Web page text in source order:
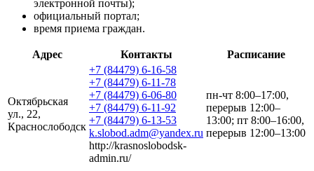
электронной почты);
официальный портал;
время приема граждан.
Адрес Контакты Расписание
Октябрьская
ул., 22,
Краснослободск
+7 (84479) 6-16-58
+7 (84479) 6-11-78
+7 (84479) 6-06-80
+7 (84479) 6-11-92
+7 (84479) 6-13-53
k.slobod.adm@yandex.ru
http://krasnoslobodsk-
admin.ru/
пн-чт 8:00–17:00,
перерыв 12:00–
13:00; пт 8:00–16:00,
перерыв 12:00–13:00